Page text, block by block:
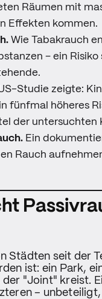
Räumen mit
Effekten kommen.
Wie Tabakrauch
– ein Risiko
Studie zeigte:
fünfmal höheres
der
Ein
Rauch
Städten seit der
ist: ein Park,
"Joint" kreist.
–